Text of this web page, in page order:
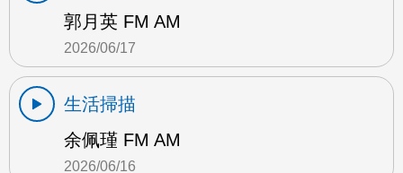
郭月英 FM AM
2026/06/17
生活掃描
余佩瑾 FM AM
2026/06/16